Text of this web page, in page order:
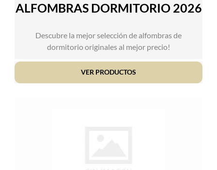
ALFOMBRAS DORMITORIO 2026
Descubre la mejor selección de alfombras de
dormitorio originales al mejor precio!
VER PRODUCTOS